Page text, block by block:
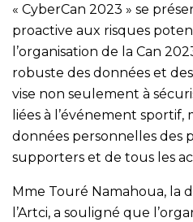
« CyberCan 2023 » se
proactive aux risques
l’organisation de la Can
robuste des données et
vise non seulement à
liées à l’événement sportif,
données personnelles des
supporters et de tous les
Mme Touré Namahoua, la
l’Artci, a souligné que